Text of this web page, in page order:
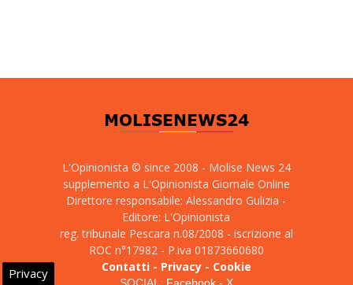
L'Opinionista © since 2008 - Molise News 24
supplemento a L'Opinionista Giornale Online
Direttore responsabile: Alessandro Gulizia -
Editore: L'Opinionista
reg. tribunale Pescara n.08/2008 - iscrizione al
ROC n°17982 - P.iva 01873660680
Contatti- Privacy- Cookie
Privacy